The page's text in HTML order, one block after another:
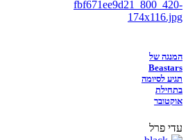
המנגה של
Beastars
תגיע לסיומה
בתחילת
אוקטובר
עדי פרל